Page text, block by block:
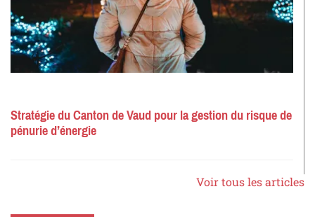
Stratégie du Canton de Vaud pour la gestion du risque de
pénurie d’énergie
Voir tous les articles